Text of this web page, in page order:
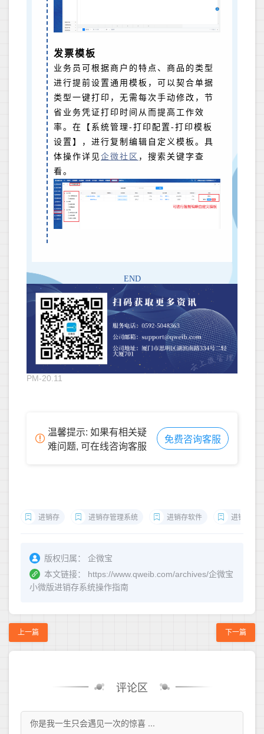
发票模板
业务员可根据商户的特点、商品的类型
进行提前设置通用模板，可以契合单据
类型一键打印，无需每次手动修改，节
省业务凭证打印时间从而提高工作效
率。在【系统管理-打印配置-打印模板
设置】，进行复制编辑自定义模板。具
体操作详见 企微社区 ，搜索关键字查
看。
END
PM-20.11
温馨提示: 如果有相关疑
难问题, 可在线咨询客服
免费咨询客服
进销存 进销存管理系统 进销存软件 进销存系
版权归属：
企微宝
本文链接：
https://www.qweib.com/archives/企微宝
小微版进销存系统操作指南
上一篇 下一篇
评论区